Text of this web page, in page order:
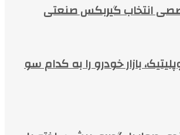
انتخاب گیربکس صنعتی
بازار خودرو را به کدام سو